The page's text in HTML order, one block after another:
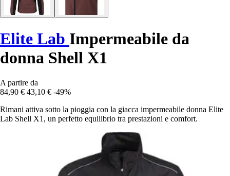
Elite Lab Impermeabile da
donna Shell X1
A partire da
84,90 € 43,10 € -49%
Rimani attiva sotto la pioggia con la giacca impermeabile donna Elite
Lab Shell X1, un perfetto equilibrio tra prestazioni e comfort.